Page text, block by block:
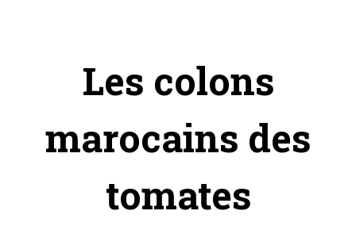
Les colons
marocains des
tomates